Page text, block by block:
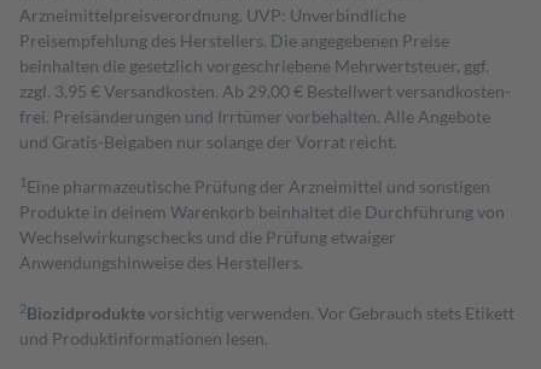
Arzneimittelpreisverordnung. UVP: Unverbindliche
Preisempfehlung des Herstellers. Die angegebenen Preise
beinhalten die gesetzlich vorgeschriebene Mehrwertsteuer, ggf.
zzgl. 3,95 € Versandkosten. Ab 29,00 € Bestell­wert versand­kosten­
frei. Preisänderungen und Irrtümer vorbehalten. Alle Angebote
und Gratis-Beigaben nur solange der Vorrat reicht.
1 Eine pharmazeutische Prüfung der Arzneimittel und sonstigen
Produkte in deinem Warenkorb beinhaltet die Durchführung von
Wechselwirkungschecks und die Prüfung etwaiger
Anwendungshinweise des Herstellers.
2Biozidproduktevorsichtig verwenden. Vor Gebrauch stets Etikett
und Produktinformationen lesen.